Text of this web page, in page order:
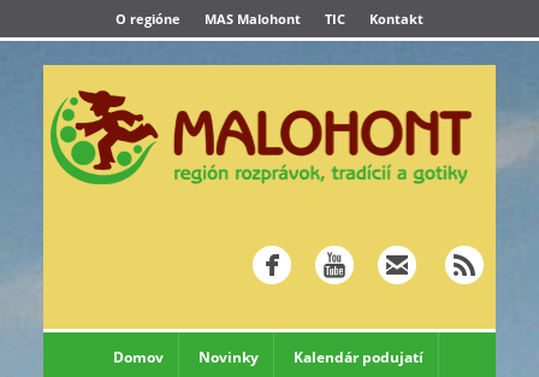
O regióne MAS Malohont TIC Kontakt
Domov Novinky Kalendár podujatí